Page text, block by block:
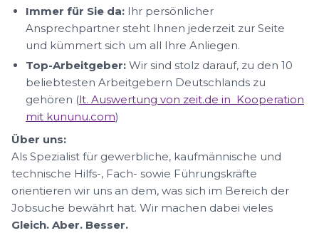
Immer für Sie da: Ihr persönlicher
Ansprechpartner steht Ihnen jederzeit zur Seite
und kümmert sich um all Ihre Anliegen.
Top-Arbeitgeber: Wir sind stolz darauf, zu den 10
beliebtesten Arbeitgebern Deutschlands zu
gehören (lt. Auswertung von zeit.de in Kooperation
mit kununu.com)
Über uns:
Als Spezialist für gewerbliche, kaufmännische und
technische Hilfs-, Fach- sowie Führungskräfte
orientieren wir uns an dem, was sich im Bereich der
Jobsuche bewährt hat. Wir machen dabei vieles
Gleich. Aber. Besser.